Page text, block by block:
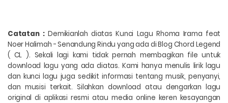
Catatan : Demikianlah diatasKunci Lagu Rhoma Irama feat
Noer Halimah - Senandung Rinduyang ada di Blog Chord Legend
( CL ). Sekali lagi kami tidak pernah membagikan file untuk
download lagu yang ada diatas. Kami hanya menulis lirik lagu
dan kunci lagu juga sedikit informasi tentang musik, penyanyi,
dan musisi terkait. Silahkan download atau dengarkan lagu
original di aplikasi resmi atau media online keren kesayangan